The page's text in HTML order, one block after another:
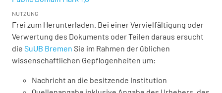
NUTZUNG
Frei zum Herunterladen. Bei einer Vervielfältigung oder
Verwertung des Dokuments oder Teilen daraus ersucht
die SuUB Bremen Sie im Rahmen der üblichen
wissenschaftlichen Gepflogenheiten um:
Nachricht an die besitzende Institution